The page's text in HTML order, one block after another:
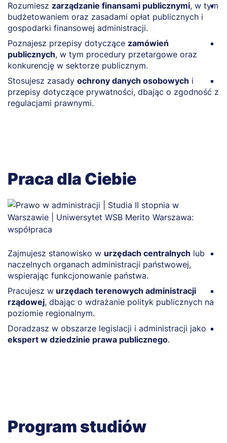
Rozumiesz zarządzanie finansami publicznymi, w tym
budżetowaniem oraz zasadami opłat publicznych i
gospodarki finansowej administracji.
Poznajesz przepisy dotyczące zamówień
publicznych, w tym procedury przetargowe oraz
konkurencję w sektorze publicznym.
Stosujesz zasady ochrony danych osobowych i
przepisy dotyczące prywatności, dbając o zgodność z
regulacjami prawnymi.
Praca dla Ciebie
Zajmujesz stanowisko w urzędach centralnych lub
naczelnych organach administracji państwowej,
wspierając funkcjonowanie państwa.
Pracujesz w urzędach terenowych administracji
rządowej, dbając o wdrażanie polityk publicznych na
poziomie regionalnym.
Doradzasz w obszarze legislacji i administracji jako
ekspert w dziedzinie prawa publicznego.
Program studiów